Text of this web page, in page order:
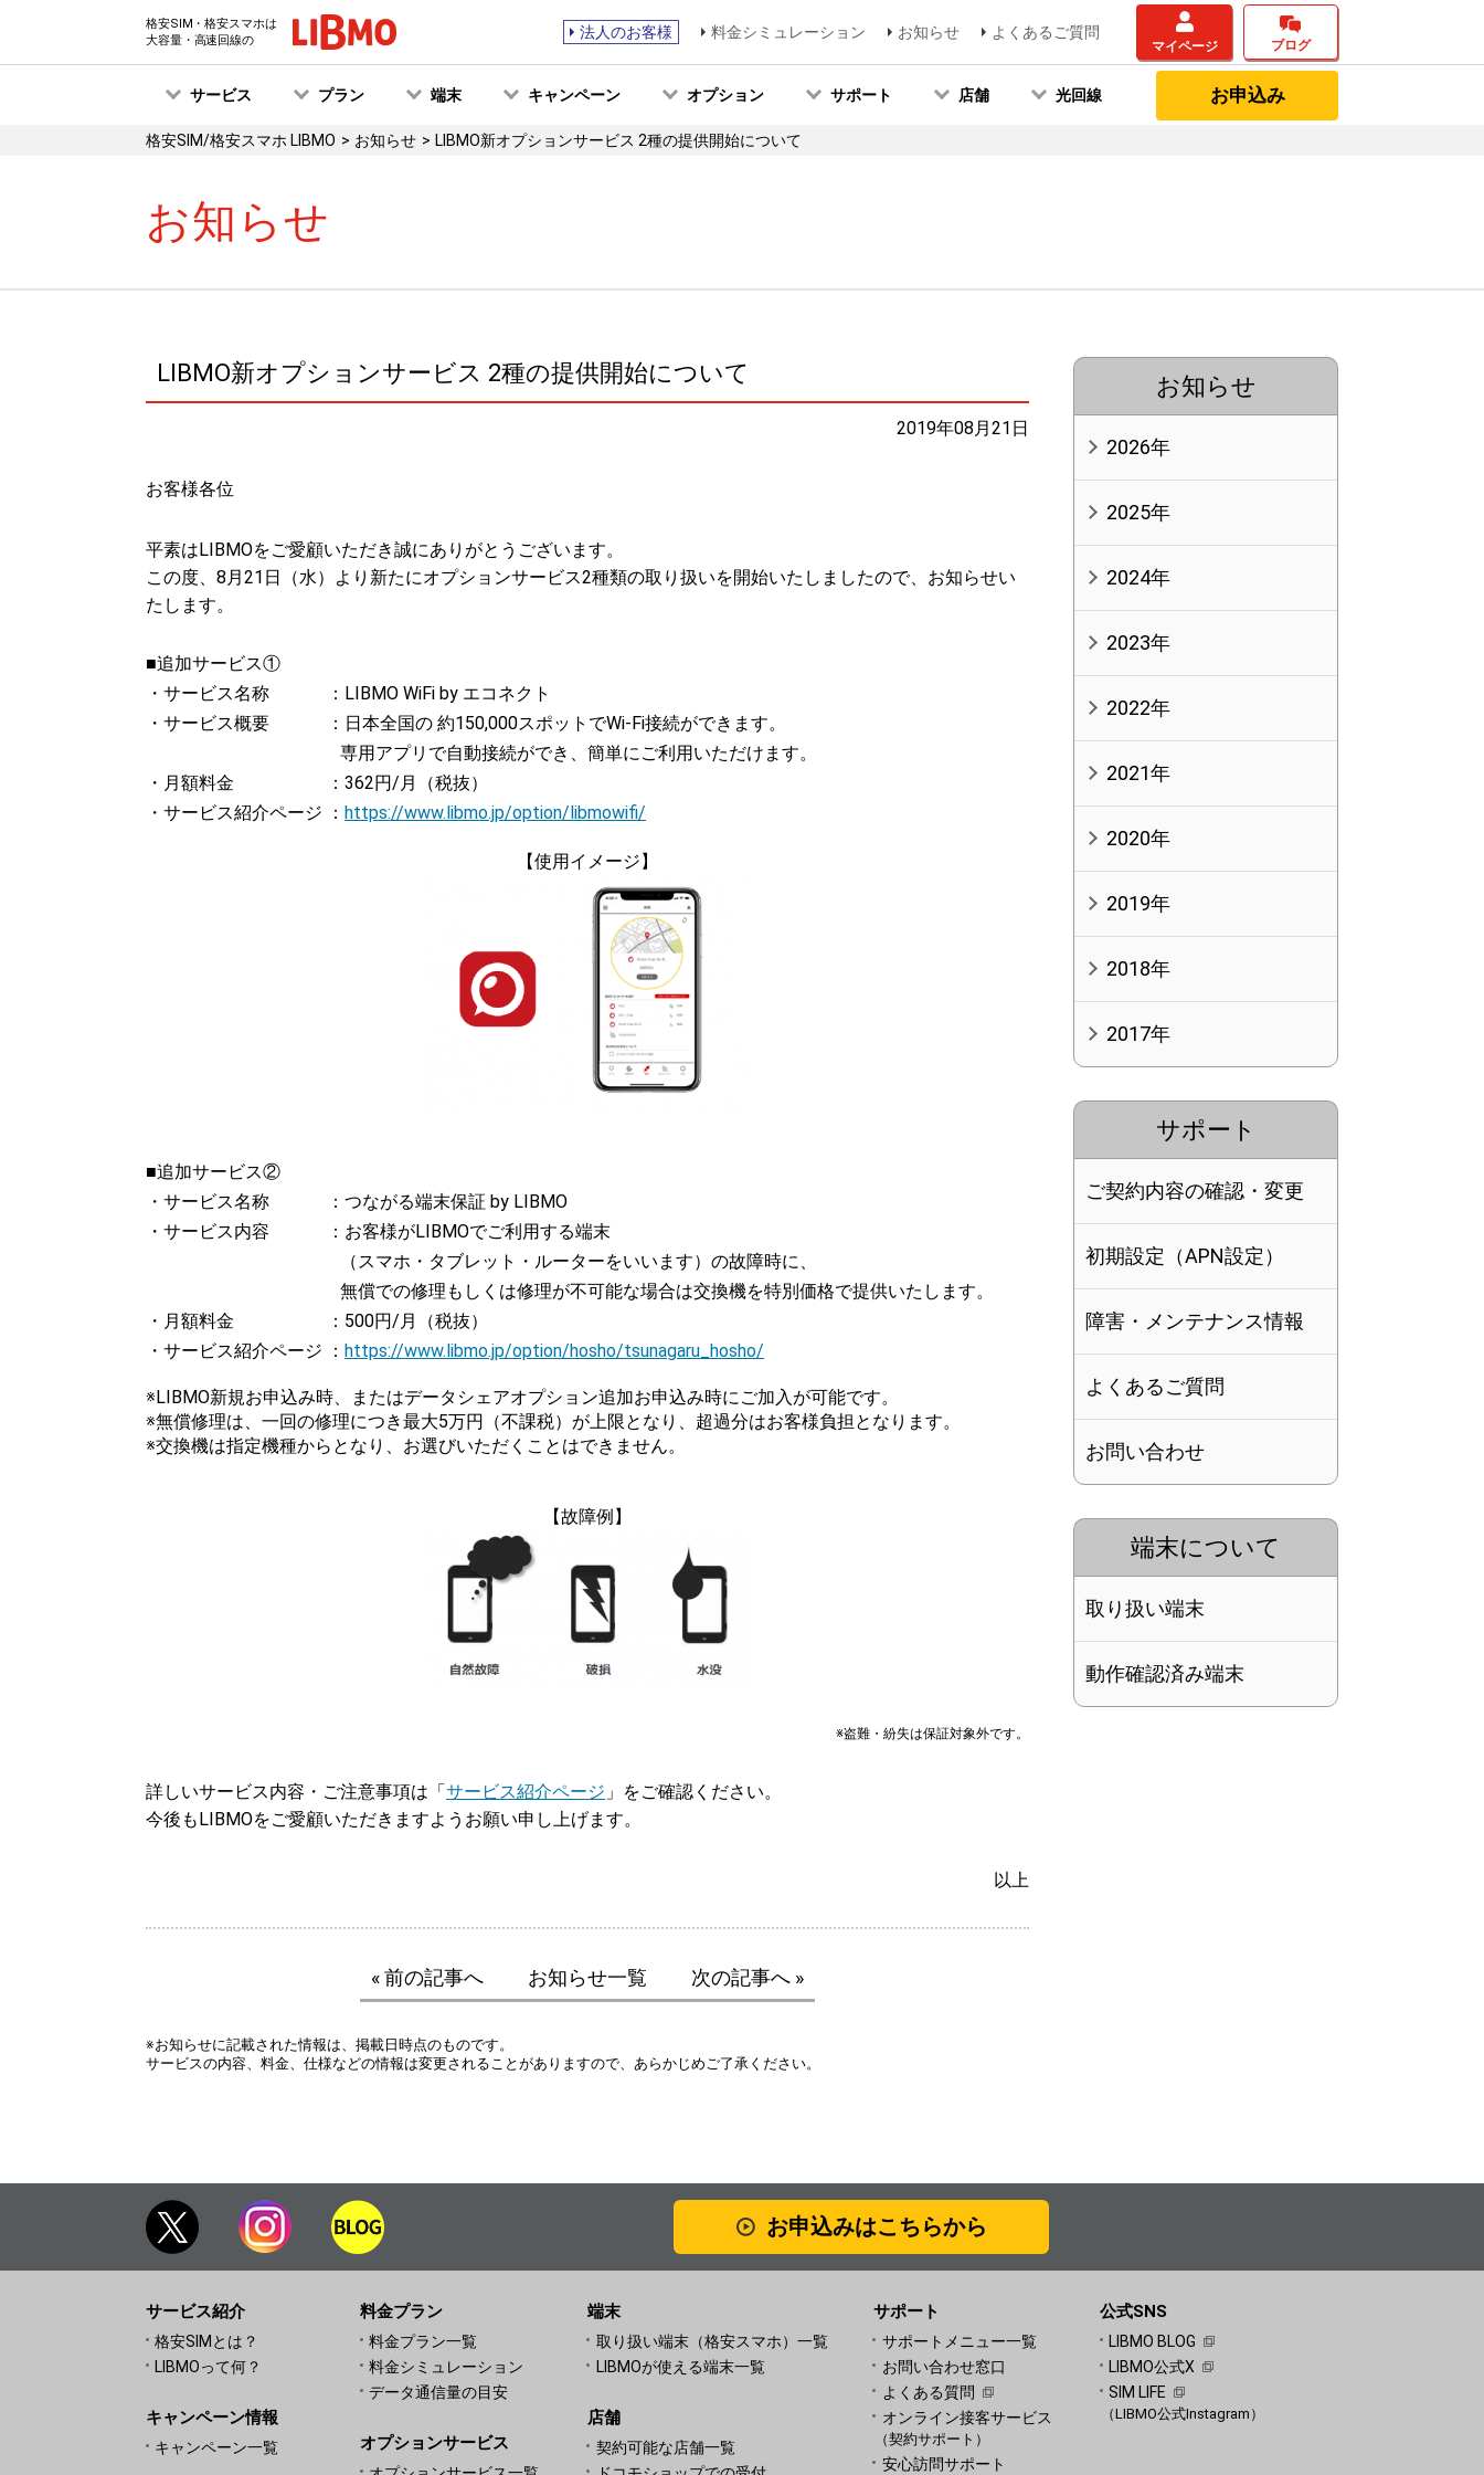
格安SIM・格安スマホは
大容量・高速回線の
法人のお客様 料金シミュレーション お知らせ よくあるご質問
マイページ ブログ
サービス プラン 端末 キャンペーン オプション サポート 店舗 光回線 お申込み
格安SIM/格安スマホ LIBMO お知らせ LIBMO新オプションサービス 2種の提供開始について
お知らせ
LIBMO新オプションサービス 2種の提供開始について
2019年08月21日
お客様各位
平素はLIBMOをご愛顧いただき誠にありがとうございます。
この度、8月21日（水）より新たにオプションサービス2種類の取り扱いを開始いたしましたので、お知らせい
たします。
■追加サービス①
・サービス名称 ：LIBMO WiFi by エコネクト
・サービス概要 ：日本全国の 約150,000スポットでWi-Fi接続ができます。
専用アプリで自動接続ができ、簡単にご利用いただけます。
・月額料金 ：362円/月（税抜）
・サービス紹介ページ ： https://www.libmo.jp/option/libmowifi/
【使用イメージ】
■追加サービス②
・サービス名称 ：つながる端末保証 by LIBMO
・サービス内容 ：お客様がLIBMOでご利用する端末
（スマホ・タブレット・ルーターをいいます）の故障時に、
無償での修理もしくは修理が不可能な場合は交換機を特別価格で提供いたします。
・月額料金 ：500円/月（税抜）
・サービス紹介ページ ： https://www.libmo.jp/option/hosho/tsunagaru_hosho/
※LIBMO新規お申込み時、またはデータシェアオプション追加お申込み時にご加入が可能です。
※無償修理は、一回の修理につき最大5万円（不課税）が上限となり、超過分はお客様負担となります。
※交換機は指定機種からとなり、お選びいただくことはできません。
【故障例】
※盗難・紛失は保証対象外です。
詳しいサービス内容・ご注意事項は「サービス紹介ページ 」をご確認ください。
今後もLIBMOをご愛顧いただきますようお願い申し上げます。
以上
« 前の記事へ お知らせ一覧 次の記事へ »
※お知らせに記載された情報は、掲載日時点のものです。
サービスの内容、料金、仕様などの情報は変更されることがありますので、あらかじめご了承ください。
お知らせ
2026年
2025年
2024年
2023年
2022年
2021年
2020年
2019年
2018年
2017年
サポート
ご契約内容の確認・変更
初期設定（APN設定）
障害・メンテナンス情報
よくあるご質問
お問い合わせ
端末について
取り扱い端末
動作確認済み端末
お申込みはこちらから
サービス紹介
格安SIMとは？
LIBMOって何？
キャンペーン情報
キャンペーン一覧
料金プラン
料金プラン一覧
料金シミュレーション
データ通信量の目安
オプションサービス
端末
取り扱い端末（格安スマホ）一覧
LIBMOが使える端末一覧
店舗
契約可能な店舗一覧
サポート
サポートメニュー一覧
お問い合わせ窓口
よくある質問
オンライン接客サービス
（契約サポート）
安心訪問サポート
公式SNS
LIBMO BLOG
LIBMO公式X
SIM LIFE
（LIBMO公式Instagram）